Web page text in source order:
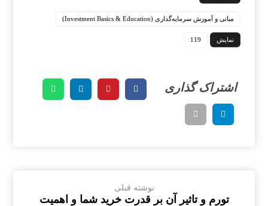
مبانی و آموزش سرمایه‌گذاری (Investment Basics & Education)
نمایش 119
نوشته قبلی
تورم و تاثیر آن بر قدرت خرید شما و اهمیت